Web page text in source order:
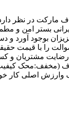
در نظر دارد
بستر امن و
بوجود آورد و
را با قیمت
مشتریان و
(مخفف:محک
وارزش اصلی کار